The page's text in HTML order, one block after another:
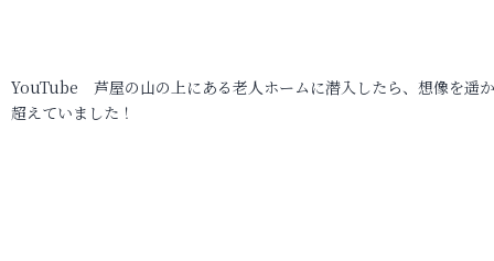
YouTube 芦屋の山の上にある老人ホームに潜入したら、想像を遥
超えていました！